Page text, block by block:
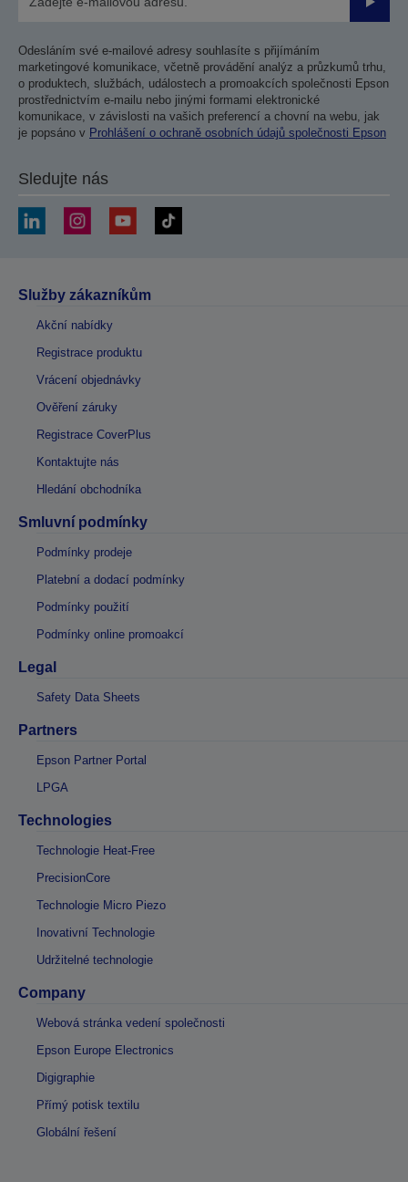
Odesláním své e-mailové adresy souhlasíte s přijímáním
marketingové komunikace, včetně provádění analýz a průzkumů trhu,
o produktech, službách, událostech a promoakcích společnosti Epson
prostřednictvím e-mailu nebo jinými formami elektronické
komunikace, v závislosti na vašich preferencí a chovní na webu, jak
je popsáno v Prohlášení o ochraně osobních údajů společnosti Epson
Sledujte nás
Služby zákazníkům
Akční nabídky
Registrace produktu
Vrácení objednávky
Ověření záruky
Registrace CoverPlus
Kontaktujte nás
Hledání obchodníka
Smluvní podmínky
Podmínky prodeje
Platební a dodací podmínky
Podmínky použití
Podmínky online promoakcí
Legal
Safety Data Sheets
Partners
Epson Partner Portal
LPGA
Technologies
Technologie Heat-Free
PrecisionCore
Technologie Micro Piezo
Inovativní Technologie
Udržitelné technologie
Company
Webová stránka vedení společnosti
Epson Europe Electronics
Digigraphie
Přímý potisk textilu
Globální řešení